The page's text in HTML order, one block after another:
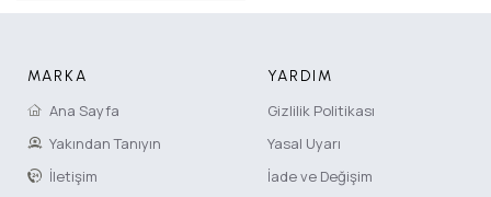
MARKA
Ana Sayfa
Yakından Tanıyın
İletişim
YARDIM
Gizlilik Politikası
Yasal Uyarı
İade ve Değişim